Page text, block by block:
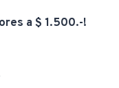
a $ 1.500.-!